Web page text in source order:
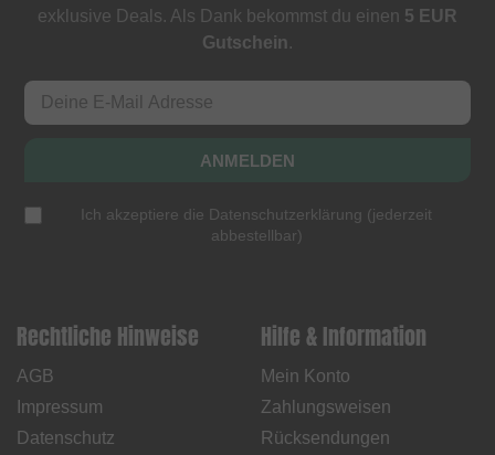
exklusive Deals. Als Dank bekommst du einen 5 EUR
Gutschein.
ANMELDEN
Ich akzeptiere die Datenschutzerklärung (jederzeit
abbestellbar)
Rechtliche Hinweise
AGB
Impressum
Datenschutz
Hilfe & Information
Mein Konto
Zahlungsweisen
Rücksendungen